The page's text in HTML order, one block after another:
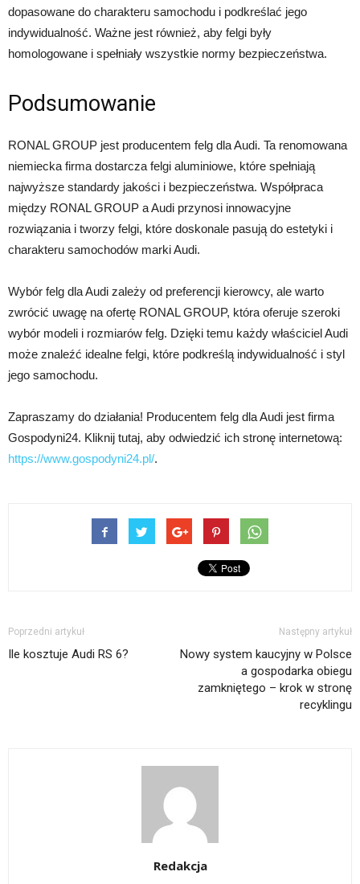
dopasowane do charakteru samochodu i podkreślać jego
indywidualność. Ważne jest również, aby felgi były
homologowane i spełniały wszystkie normy bezpieczeństwa.
Podsumowanie
RONAL GROUP jest producentem felg dla Audi. Ta renomowana
niemiecka firma dostarcza felgi aluminiowe, które spełniają
najwyższe standardy jakości i bezpieczeństwa. Współpraca
między RONAL GROUP a Audi przynosi innowacyjne
rozwiązania i tworzy felgi, które doskonale pasują do estetyki i
charakteru samochodów marki Audi.
Wybór felg dla Audi zależy od preferencji kierowcy, ale warto
zwrócić uwagę na ofertę RONAL GROUP, która oferuje szeroki
wybór modeli i rozmiarów felg. Dzięki temu każdy właściciel Audi
może znaleźć idealne felgi, które podkreślą indywidualność i styl
jego samochodu.
Zapraszamy do działania! Producentem felg dla Audi jest firma
Gospodyni24. Kliknij tutaj, aby odwiedzić ich stronę internetową:
https://www.gospodyni24.pl/.
Poprzedni artykuł
Ile kosztuje Audi RS 6?
Następny artykuł
Nowy system kaucyjny w Polsce
a gospodarka obiegu
zamkniętego – krok w stronę
recyklingu
Redakcja